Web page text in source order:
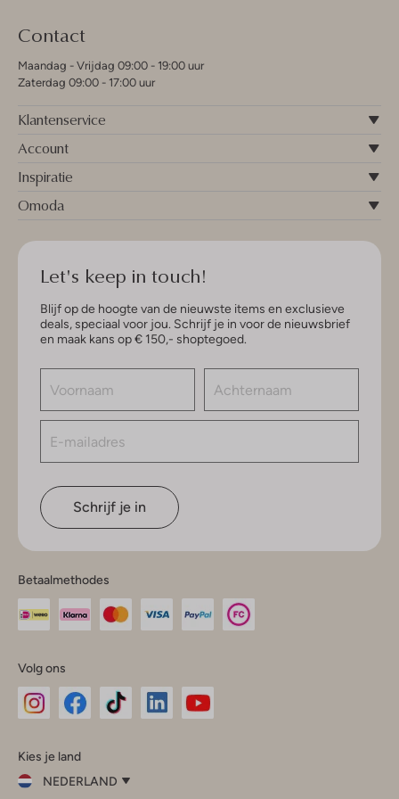
Contact
Maandag - Vrijdag 09:00 - 19:00 uur
Zaterdag 09:00 - 17:00 uur
Klantenservice
Account
Inspiratie
Omoda
Let's keep in touch!
Blijf op de hoogte van de nieuwste items en exclusieve
deals, speciaal voor jou. Schrijf je in voor de nieuwsbrief
en maak kans op € 150,- shoptegoed.
Schrijf je in
Betaalmethodes
Volg ons
InstagramFacebook
Kies je land
NEDERLAND